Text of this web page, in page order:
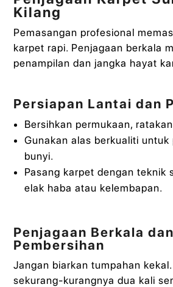
Kilang
Pemasangan profesional
karpet rapi. Penjagaan berkala
penampilan dan jangka hayat
Persiapan Lantai dan
Bersihkan permukaan,
Gunakan alas berkualiti untuk
bunyi.
Pasang karpet dengan teknik
elak haba atau kelembapan.
Penjagaan Berkala dan
Pembersihan
Jangan biarkan tumpahan
sekurang-kurangnya dua kali